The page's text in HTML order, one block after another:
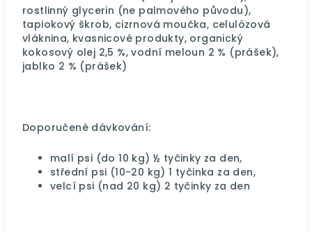
rostlinný glycerin (ne palmového původu),
tapiokový škrob, cizrnová moučka, celulózová
vláknina, kvasnicové produkty, organický
kokosový olej 2,5 %, vodní meloun 2 % (prášek),
jablko 2 % (prášek)
Doporučené dávkování:
malí psi (do 10 kg) ½ tyčinky za den,
střední psi (10-20 kg) 1 tyčinka za den,
velcí psi (nad 20 kg) 2 tyčinky za den